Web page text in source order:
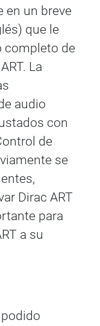
en un breve
que le
completo de
La
audio
con
de
se
Dirac ART
para
a su